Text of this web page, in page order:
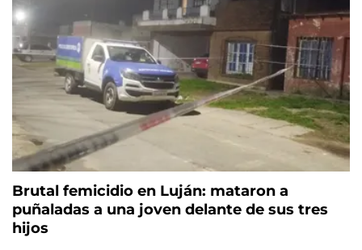
Brutal femicidio en Luján: mataron a
puñaladas a una joven delante de sus tres
hijos